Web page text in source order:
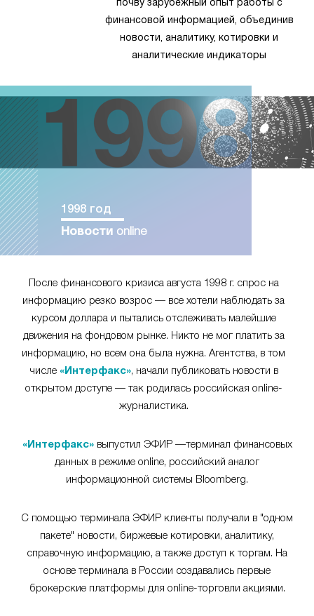
почву зарубежный опыт работы с
финансовой информацией, объединив
новости, аналитику, котировки и
аналитические индикаторы
1998 год
Новости online
После финансового кризиса августа 1998 г. спрос на
информацию резко возрос — все хотели наблюдать за
курсом доллара и пытались отслеживать малейшие
движения на фондовом рынке. Никто не мог платить за
информацию, но всем она была нужна. Агентства, в том
числе «Интерфакс», начали публиковать новости в
открытом доступе — так родилась российская online-
журналистика.
«Интерфакс»выпустил ЭФИР —терминал финансовых
данных в режиме online, российский аналог
информационной системы Bloomberg.
С помощью терминала ЭФИР клиенты получали в "одном
пакете" новости, биржевые котировки, аналитику,
справочную информацию, а также доступ к торгам. На
основе терминала в России создавались первые
брокерские платформы для online-торговли акциями.